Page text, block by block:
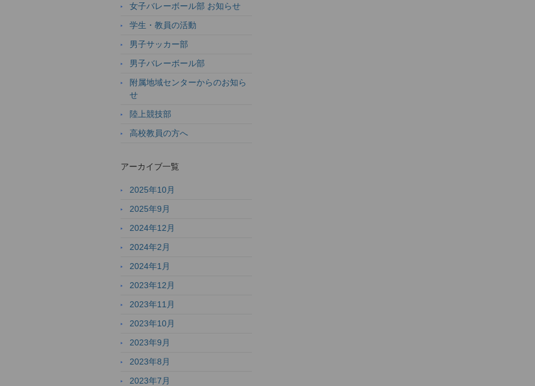
女子バレーボール部 お知らせ
学生・教員の活動
男子サッカー部
男子バレーボール部
附属地域センターからのお知ら
せ
陸上競技部
高校教員の方へ
アーカイブ一覧
2025年10月
2025年9月
2024年12月
2024年2月
2024年1月
2023年12月
2023年11月
2023年10月
2023年9月
2023年8月
2023年7月